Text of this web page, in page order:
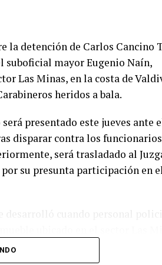
el monitoreo constante de los
eventuales desbordes que
vial, la habilitación de canaletas
desplazamientos
sea indispensable
hacia zonas seguras si
la detención de Carlos Cancino
mayor Eugenio Naín,
Las Minas, en la costa de
heridos a bala.
presentado este jueves ante
disparar contra los funcionarios
será trasladado al
su presunta participación en
del ingreso, el sujeto habría
contra los carabineros.